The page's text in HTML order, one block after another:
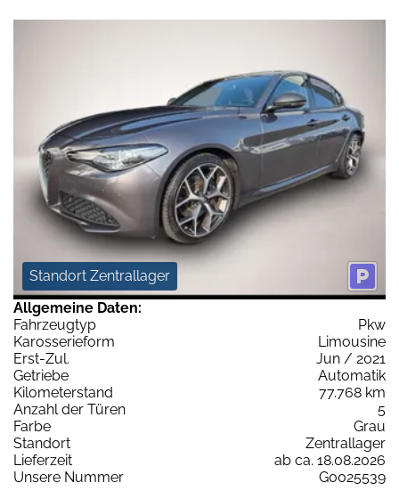
Standort Zentrallager
Allgemeine Daten:
Fahrzeugtyp
Pkw
Karosserieform
Limousine
Erst-Zul.
Jun / 2021
Getriebe
Automatik
Kilometerstand
77.768 km
Anzahl der Türen
5
Farbe
Grau
Standort
Zentrallager
Lieferzeit
ab ca. 18.08.2026
Unsere Nummer
G0025539